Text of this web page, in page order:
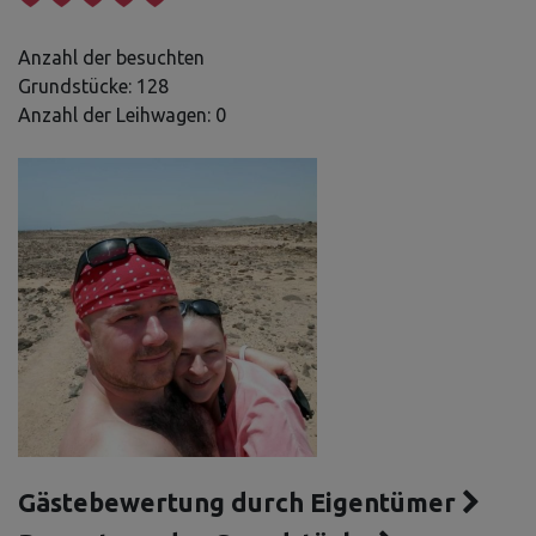
Anzahl der besuchten
Grundstücke: 128
Anzahl der Leihwagen: 0
Gästebewertung durch Eigentümer